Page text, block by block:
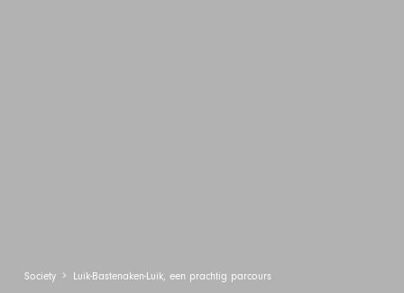
Society Luik-Bastenaken-Luik, een prachtig parcours